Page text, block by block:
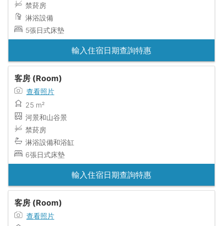
禁菸房
淋浴設備
5張日式床墊
輸入住宿日期查詢特惠
客房 (Room)
查看照片
25 m²
河景和山谷景
禁菸房
淋浴設備和浴缸
6張日式床墊
輸入住宿日期查詢特惠
客房 (Room)
查看照片